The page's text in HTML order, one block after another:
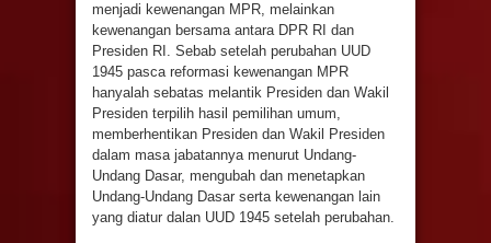
menjadi kewenangan MPR, melainkan
kewenangan bersama antara DPR RI dan
Presiden RI. Sebab setelah perubahan UUD
1945 pasca reformasi kewenangan MPR
hanyalah sebatas melantik Presiden dan Wakil
Presiden terpilih hasil pemilihan umum,
memberhentikan Presiden dan Wakil Presiden
dalam masa jabatannya menurut Undang-
Undang Dasar, mengubah dan menetapkan
Undang-Undang Dasar serta kewenangan lain
yang diatur dalan UUD 1945 setelah perubahan.